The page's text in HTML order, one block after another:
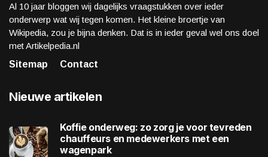
Al 10 jaar bloggen wij dagelijks vraagstukken over ieder
onderwerp wat wij tegen komen. Het kleine broertje van
Wikipedia, zou je bijna denken. Dat is in ieder geval wel ons doel
met Artikelpedia.nl
Sitemap
Contact
Nieuwe artikelen
Koffie onderweg: zo zorg je voor tevreden
chauffeurs en medewerkers met een
wagenpark